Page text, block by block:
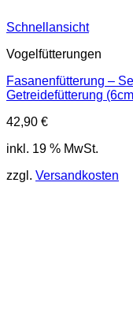
Schnellansicht
Vogelfütterungen
Fasanenfütterung –
Getreidefütterung
42,90 €
inkl. 19 % MwSt.
zzgl. Versandkosten